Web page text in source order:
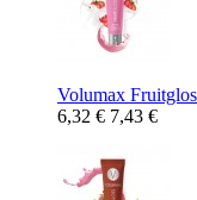
Volumax
6,32 € 7,43 €